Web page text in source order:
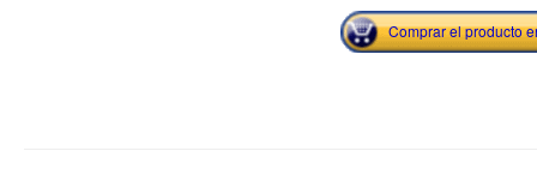
Comprar el producto